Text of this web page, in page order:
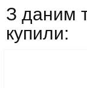
З даним
купили: